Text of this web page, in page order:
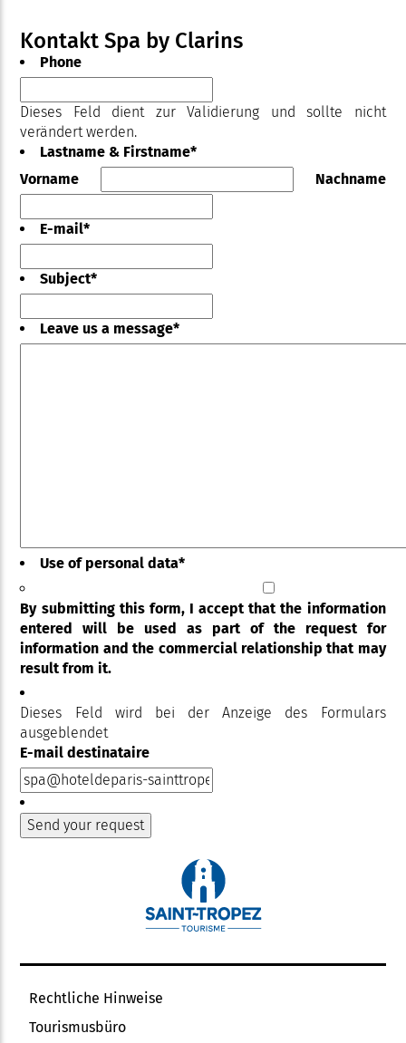
Kontakt Spa by Clarins
Phone
Dieses Feld dient zur Validierung und sollte nicht
verändert werden.
Lastname & Firstname*
Vorname
Nachname
E-mail*
Subject*
Leave us a message*
Use of personal data*
By submitting this form, I accept that the information
entered will be used as part of the request for
information and the commercial relationship that may
result from it.
Dieses Feld wird bei der Anzeige des Formulars
ausgeblendet
E-mail destinataire
Rechtliche Hinweise
Tourismusbüro